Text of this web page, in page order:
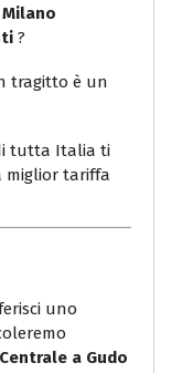
?
tragitto è un
tutta Italia ti
miglior tariffa
uno
a Gudo